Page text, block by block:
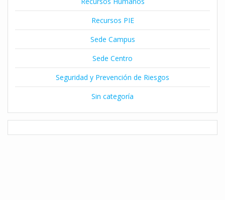
Recursos PIE
Sede Campus
Sede Centro
Seguridad y Prevención de Riesgos
Sin categoría